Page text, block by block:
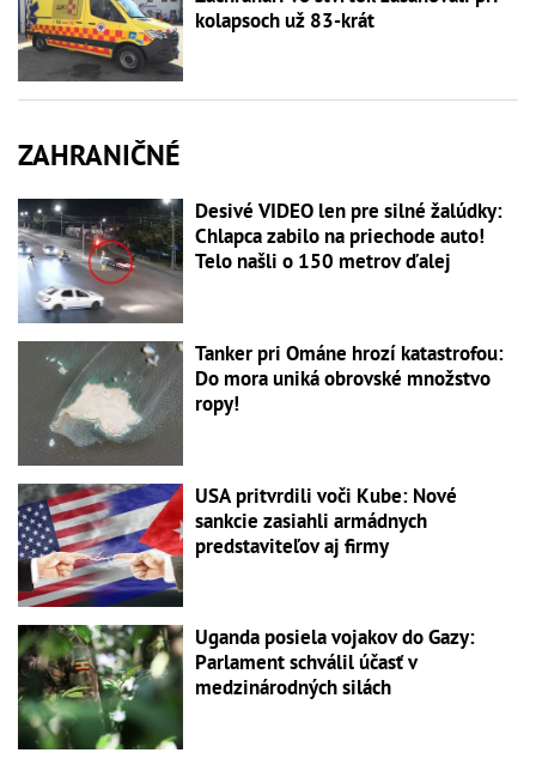
kolapsoch už 83-krát
ZAHRANIČNÉ
Desivé VIDEO len pre silné žalúdky:
Chlapca zabilo na priechode auto!
Telo našli o 150 metrov ďalej
Tanker pri Ománe hrozí katastrofou:
Do mora uniká obrovské množstvo
ropy!
USA pritvrdili voči Kube: Nové
sankcie zasiahli armádnych
predstaviteľov aj firmy
Uganda posiela vojakov do Gazy:
Parlament schválil účasť v
medzinárodných silách